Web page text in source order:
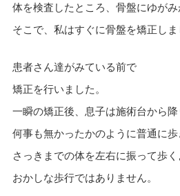
体を検査したところ、骨盤にゆがみ
そこで、私はすぐに骨盤を矯正しま
患者さん達がみている前で
矯正を行いました。
一瞬の矯正後、息子は施術台から降
何事も無かったかのように普通に歩
さっきまでの体を左右に振って歩く
おかしな歩行ではありません。